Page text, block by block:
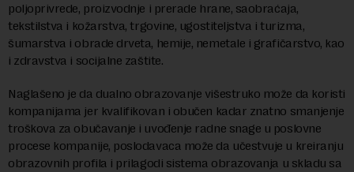
poljoprivrede, proizvodnje i prerade hrane, saobraćaja,
tekstilstva i kožarstva, trgovine, ugostiteljstva i turizma,
šumarstva i obrade drveta, hemije, nemetale i grafičarstvo, kao
i zdravstva i socijalne zaštite.
Naglašeno je da dualno obrazovanje višestruko može da koristi
kompanijama jer kvalifikovan i obučen kadar znatno smanjenje
troškova za obučavanje i uvođenje radne snage u poslovne
procese kompanije, poslodavaca može da učestvuje u kreiranju
obrazovnih profila i prilagodi sistema obrazovanja u skladu sa